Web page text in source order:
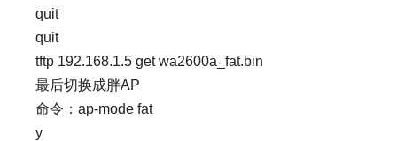
quit
quit
tftp 192.168.1.5 get wa2600a_fat.bin
最后切换成胖AP
命令：ap-mode fat
y